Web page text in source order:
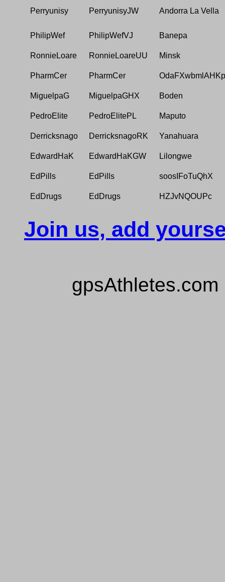
Perryunisy PerryunisyJW Andorra La Vella
PhilipWef PhilipWefVJ Banepa
RonnieLoare RonnieLoareUU Minsk
PharmCer PharmCer
MiguelpaG MiguelpaGHX Boden
PedroElite PedroElitePL Maputo
Derricksnago DerricksnagoRK Yanahuara
EdwardHaK EdwardHaKGW Lilongwe
EdPills EdPills soosIFoTuQhX
EdDrugs EdDrugs HZJvNQOUPc
Join us, add